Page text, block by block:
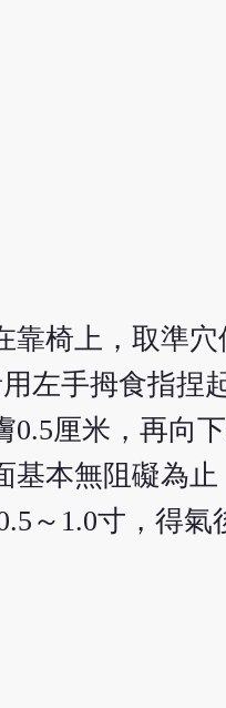
靠椅上，取準
左手拇食指捏
厘米，再向
本無阻礙為
～1.0寸，得氣